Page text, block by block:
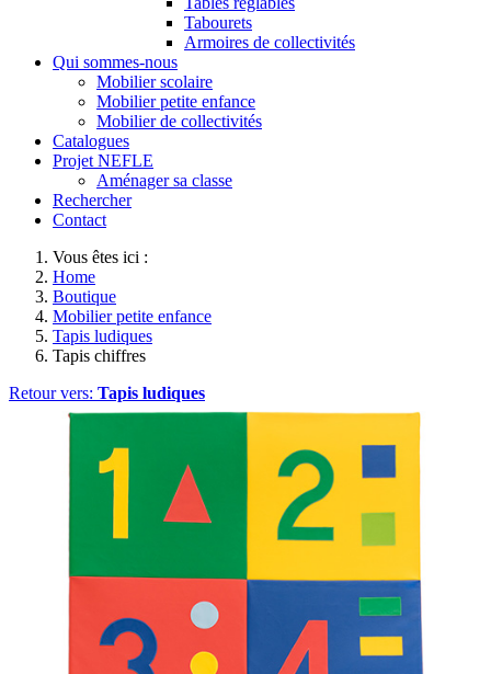
Tabourets
Armoires de collectivités
Qui sommes-nous
Mobilier scolaire
Mobilier petite enfance
Mobilier de collectivités
Catalogues
Projet NEFLE
Aménager sa classe
Rechercher
Contact
Vous êtes ici :
Home
Boutique
Mobilier petite enfance
Tapis ludiques
Tapis chiffres
Retour vers: Tapis ludiques